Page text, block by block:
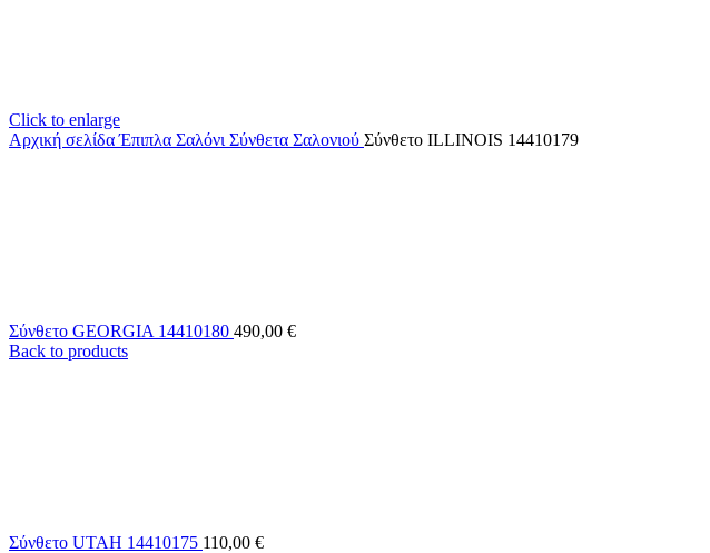
Click to enlarge
Αρχική σελίδαΈπιπλα Σαλόνι Σύνθετα Σαλονιού Σύνθετο ILLINOIS 14410179
Σύνθετο GEORGIA 14410180 490,00 €
Back to products
Σύνθετο UTAH 14410175 110,00 €